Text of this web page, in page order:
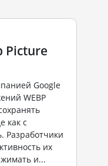
Picture
Google
WEBP
как с
Разработчики
их
и...